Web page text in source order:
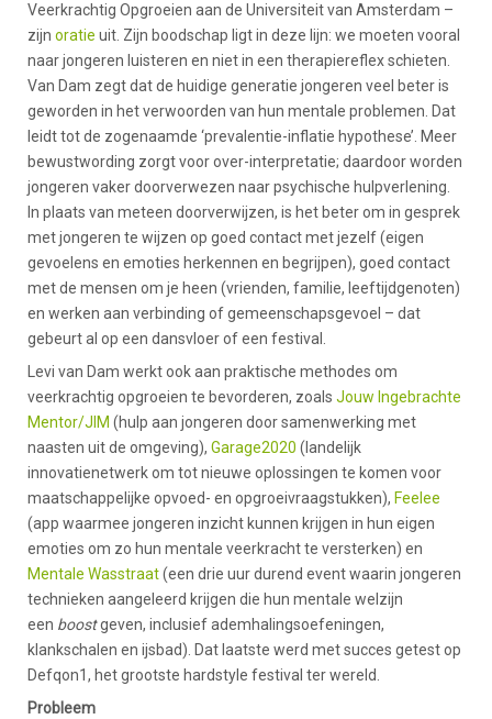
Veerkrachtig Opgroeien aan de Universiteit van Amsterdam –
zijn oratie uit. Zijn boodschap ligt in deze lijn: we moeten vooral
naar jongeren luisteren en niet in een therapiereflex schieten.
Van Dam zegt dat de huidige generatie jongeren veel beter is
geworden in het verwoorden van hun mentale problemen. Dat
leidt tot de zogenaamde ‘prevalentie-inflatie hypothese’. Meer
bewustwording zorgt voor over-interpretatie; daardoor worden
jongeren vaker doorverwezen naar psychische hulpverlening.
In plaats van meteen doorverwijzen, is het beter om in gesprek
met jongeren te wijzen op goed contact met jezelf (eigen
gevoelens en emoties herkennen en begrijpen), goed contact
met de mensen om je heen (vrienden, familie, leeftijdgenoten)
en werken aan verbinding of gemeenschapsgevoel – dat
gebeurt al op een dansvloer of een festival.
Levi van Dam werkt ook aan praktische methodes om
veerkrachtig opgroeien te bevorderen, zoals Jouw Ingebrachte
Mentor/JIM (hulp aan jongeren door samenwerking met
naasten uit de omgeving), Garage2020 (landelijk
innovatienetwerk om tot nieuwe oplossingen te komen voor
maatschappelijke opvoed- en opgroeivraagstukken), Feelee
(app waarmee jongeren inzicht kunnen krijgen in hun eigen
emoties om zo hun mentale veerkracht te versterken) en
Mentale Wasstraat(een drie uur durend event waarin jongeren
technieken aangeleerd krijgen die hun mentale welzijn
een boostgeven, inclusief ademhalingsoefeningen,
klankschalen en ijsbad). Dat laatste werd met succes getest op
Defqon1, het grootste hardstyle festival ter wereld.
Probleem